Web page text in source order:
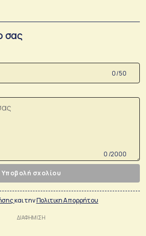
σας
0 /50
0 /2000
Υποβολή σχολίου
και τηνΠολιτικη Απορρήτου